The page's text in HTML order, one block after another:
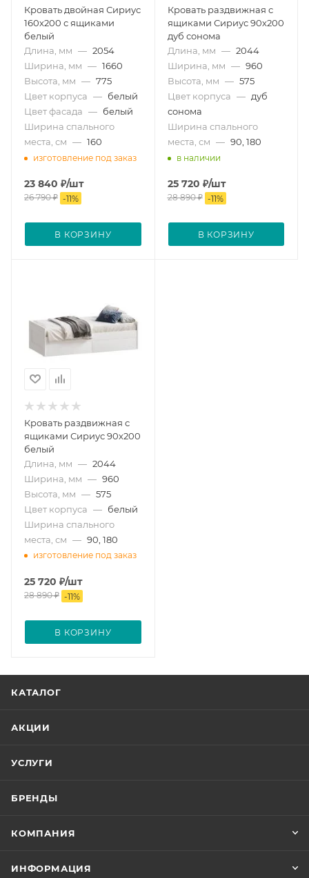
Кровать двойная Сириус
160х200 с ящиками
белый
Длина, мм — 2054
Ширина, мм — 1660
Высота, мм — 775
Цвет корпуса — белый
Цвет фасада — белый
Ширина спального
места, см — 160
изготовление под заказ
23 840 ₽/шт
26 790₽ -11%
В КОРЗИНУ
Кровать раздвижная с
ящиками Сириус 90х200
дуб сонома
Длина, мм — 2044
Ширина, мм — 960
Высота, мм — 575
Цвет корпуса — дуб
сонома
Ширина спального
места, см — 90, 180
в наличии
25 720 ₽/шт
28 890₽ -11%
В КОРЗИНУ
Кровать раздвижная с
ящиками Сириус 90х200
белый
Длина, мм — 2044
Ширина, мм — 960
Высота, мм — 575
Цвет корпуса — белый
Ширина спального
места, см — 90, 180
изготовление под заказ
25 720 ₽/шт
28 890₽ -11%
В КОРЗИНУ
КАТАЛОГ
АКЦИИ
УСЛУГИ
БРЕНДЫ
КОМПАНИЯ
ИНФОРМАЦИЯ